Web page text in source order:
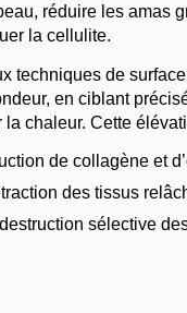
réduire les amas
la cellulite.
techniques de
en ciblant
la chaleur. Cette
de collagène et
des tissus
sélective